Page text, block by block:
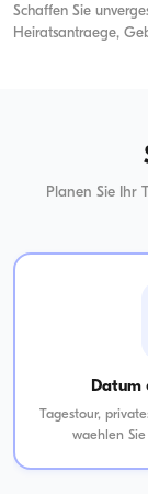
Schaffen Sie
Heiratsantraege,
Heiratsantrag
Planen Sie Ihr
Datum
Tagestour,
waehlen